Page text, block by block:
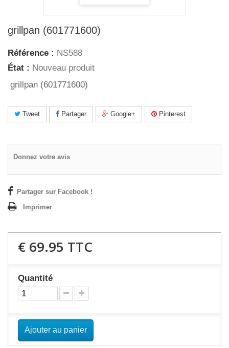
grillpan (601771600)
Référence : NS588
État : Nouveau produit
grillpan (601771600)
Tweet Partager Google+ Pinterest
Donnez votre avis
Partager sur Facebook !
Imprimer
€ 69.95 TTC
Quantité
Ajouter au panier